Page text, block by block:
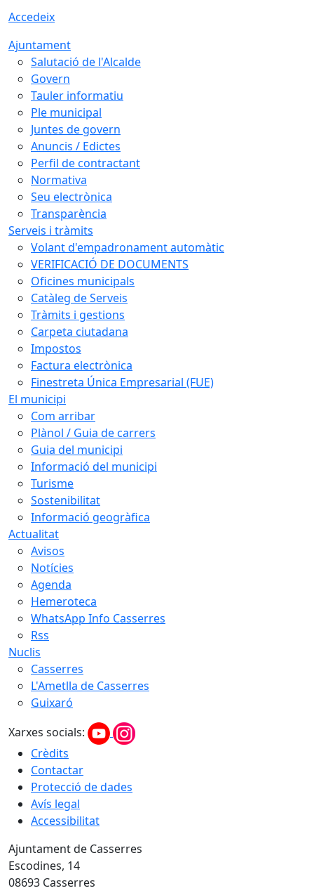
Accedeix
Ajuntament
Salutació de l'Alcalde
Govern
Tauler informatiu
Ple municipal
Juntes de govern
Anuncis / Edictes
Perfil de contractant
Normativa
Seu electrònica
Transparència
Serveis i tràmits
Volant d'empadronament automàtic
VERIFICACIÓ DE DOCUMENTS
Oficines municipals
Catàleg de Serveis
Tràmits i gestions
Carpeta ciutadana
Impostos
Factura electrònica
Finestreta Única Empresarial (FUE)
El municipi
Com arribar
Plànol / Guia de carrers
Guia del municipi
Informació del municipi
Turisme
Sostenibilitat
Informació geogràfica
Actualitat
Avisos
Notícies
Agenda
Hemeroteca
WhatsApp Info Casserres
Rss
Nuclis
Casserres
L'Ametlla de Casserres
Guixaró
Xarxes socials:
Crèdits
Contactar
Protecció de dades
Avís legal
Accessibilitat
Ajuntament de Casserres
Escodines, 14
08693 Casserres